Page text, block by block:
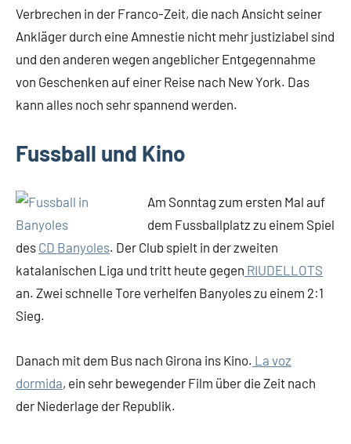
Verbrechen in der Franco-Zeit, die nach Ansicht seiner
Ankläger durch eine Amnestie nicht mehr justiziabel sind
und den anderen wegen angeblicher Entgegennahme
von Geschenken auf einer Reise nach New York. Das
kann alles noch sehr spannend werden.
Fussball und Kino
Am Sonntag zum ersten Mal auf
dem Fussballplatz zu einem Spiel
des CD Banyoles. Der Club spielt in der zweiten
katalanischen Liga und tritt heute gegen RIUDELLOTS
an. Zwei schnelle Tore verhelfen Banyoles zu einem 2:1
Sieg.
Danach mit dem Bus nach Girona ins Kino. La voz
dormida, ein sehr bewegender Film über die Zeit nach
der Niederlage der Republik.